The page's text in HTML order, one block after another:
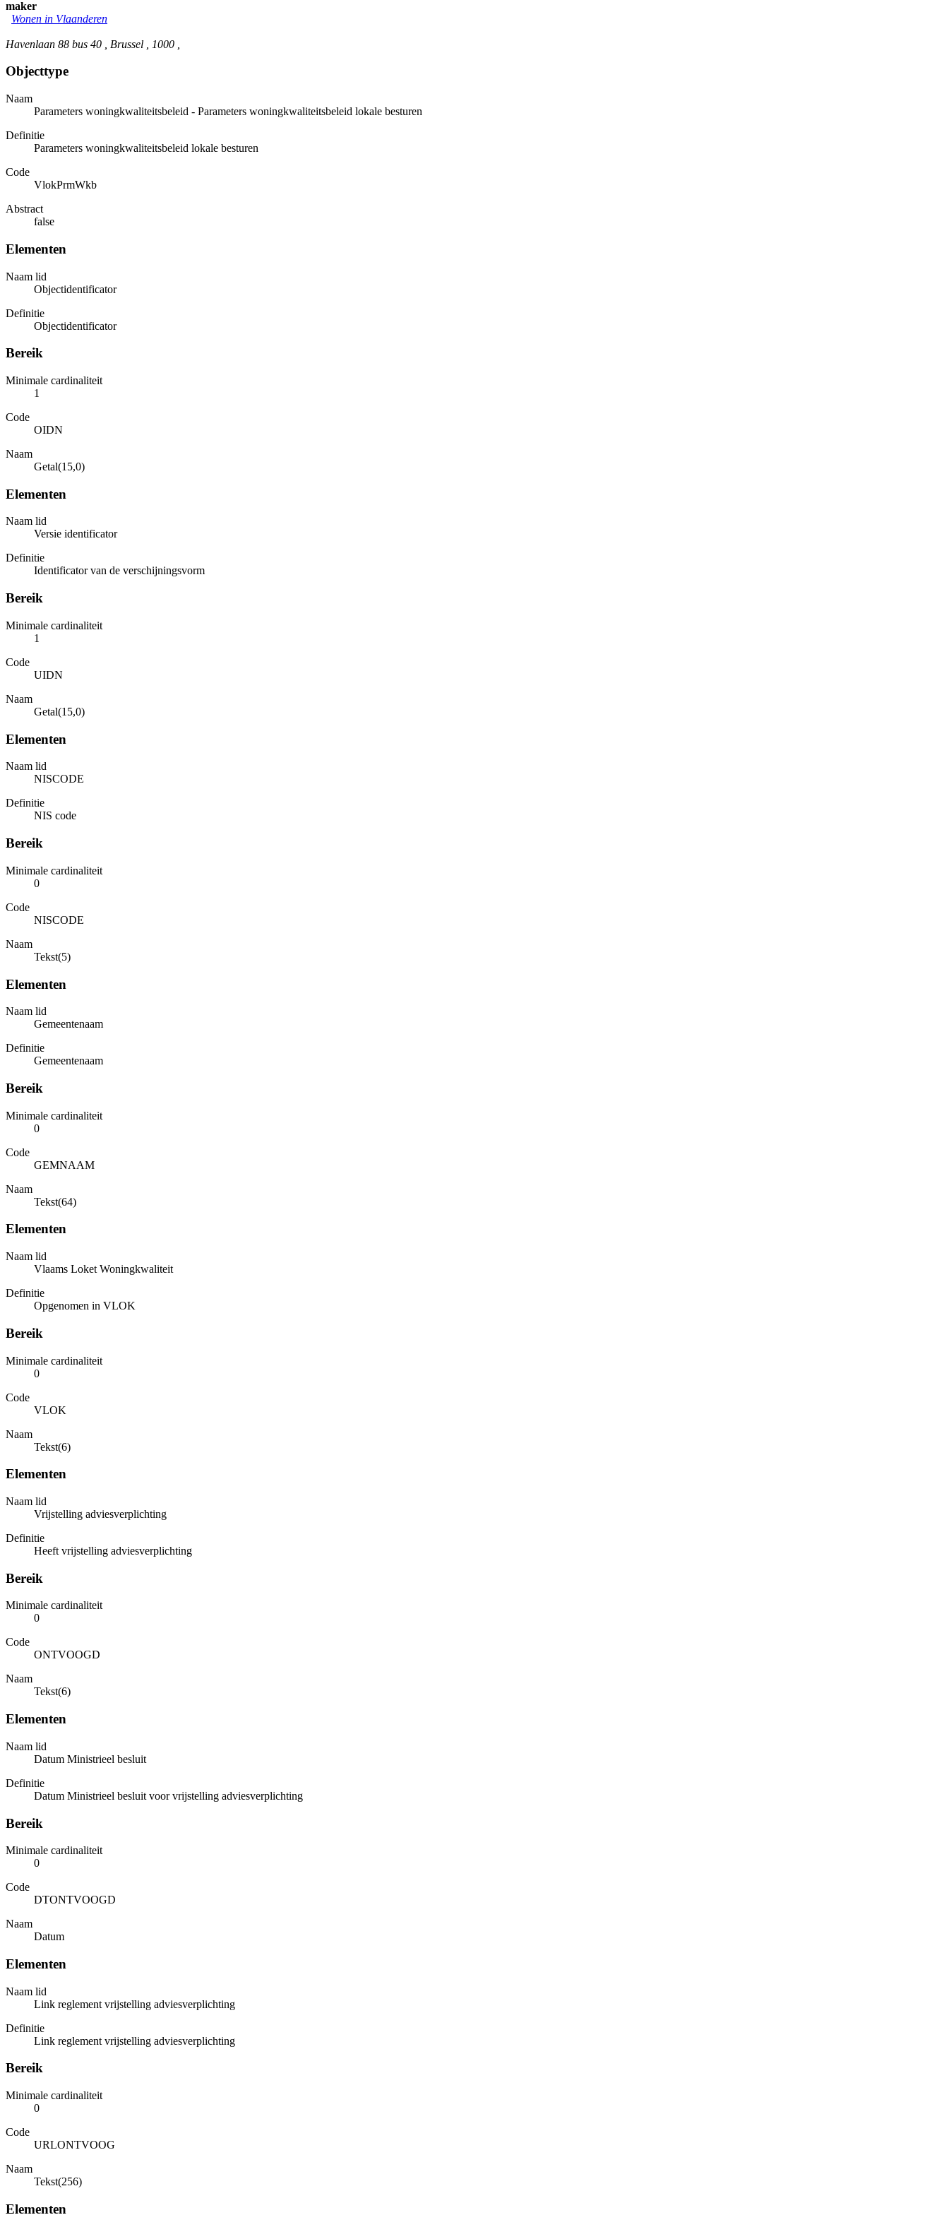
maker
Wonen in Vlaanderen
Havenlaan 88 bus 40 , Brussel , 1000 ,
Objecttype
Naam
Parameters woningkwaliteitsbeleid - Parameters woningkwaliteitsbeleid lokale besturen
Definitie
Parameters woningkwaliteitsbeleid lokale besturen
Code
VlokPrmWkb
Abstract
false
Elementen
Naam lid
Objectidentificator
Definitie
Objectidentificator
Bereik
Minimale cardinaliteit
1
Code
OIDN
Naam
Getal(15,0)
Elementen
Naam lid
Versie identificator
Definitie
Identificator van de verschijningsvorm
Bereik
Minimale cardinaliteit
1
Code
UIDN
Naam
Getal(15,0)
Elementen
Naam lid
NISCODE
Definitie
NIS code
Bereik
Minimale cardinaliteit
0
Code
NISCODE
Naam
Tekst(5)
Elementen
Naam lid
Gemeentenaam
Definitie
Gemeentenaam
Bereik
Minimale cardinaliteit
0
Code
GEMNAAM
Naam
Tekst(64)
Elementen
Naam lid
Vlaams Loket Woningkwaliteit
Definitie
Opgenomen in VLOK
Bereik
Minimale cardinaliteit
0
Code
VLOK
Naam
Tekst(6)
Elementen
Naam lid
Vrijstelling adviesverplichting
Definitie
Heeft vrijstelling adviesverplichting
Bereik
Minimale cardinaliteit
0
Code
ONTVOOGD
Naam
Tekst(6)
Elementen
Naam lid
Datum Ministrieel besluit
Definitie
Datum Ministrieel besluit voor vrijstelling adviesverplichting
Bereik
Minimale cardinaliteit
0
Code
DTONTVOOGD
Naam
Datum
Elementen
Naam lid
Link reglement vrijstelling adviesverplichting
Definitie
Link reglement vrijstelling adviesverplichting
Bereik
Minimale cardinaliteit
0
Code
URLONTVOOG
Naam
Tekst(256)
Elementen